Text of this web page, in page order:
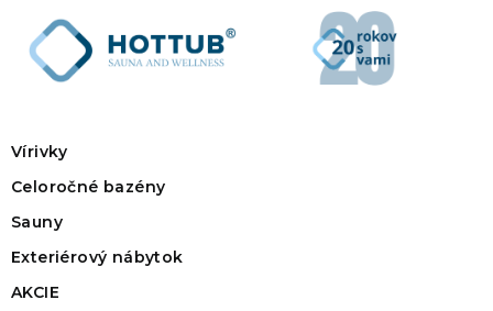
Vírivky
Celoročné bazény
Sauny
Exteriérový nábytok
AKCIE